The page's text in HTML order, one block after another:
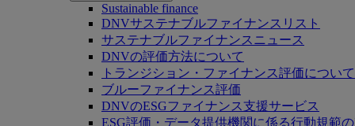
Sustainable finance
DNVサステナブルファイナンスリスト
サステナブルファイナンスニュース
DNVの評価方法について
トランジション・ファイナンス評価について
ブルーファイナンス評価
DNVのESGファイナンス支援サービス
ESG評価・データ提供機関に係る行動規範